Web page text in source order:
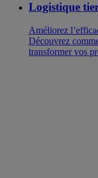
Logistique
Améliorez
Découvrez
transformer vos